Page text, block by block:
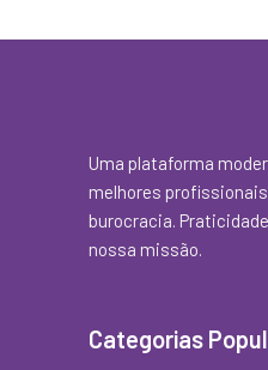
Uma plataforma
melhores
burocracia.
nossa missão.
Categorias